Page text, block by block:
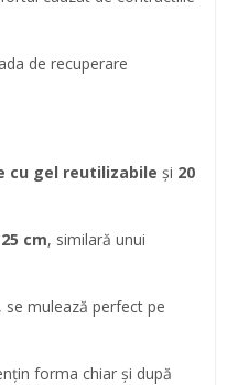
de recuperare
cu gel reutilizabile și 20
cm, similară unui
mulează perfect pe
forma chiar și după